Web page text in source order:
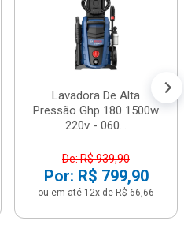
Lavadora De Alta
Pressão Ghp 180 1500w
220v - 060...
De: R$ 939,90
Por: R$ 799,90
ou em até 12x de R$ 66,66